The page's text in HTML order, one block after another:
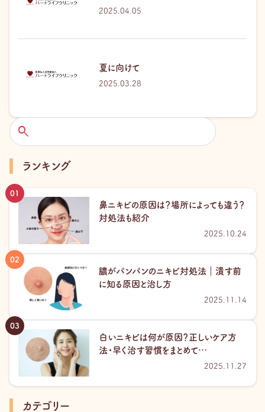
2025.04.05
夏に向けて
2025.03.28
検
索
ランキング
鼻ニキビの原因は？場所によっても違う？
対処法も紹介
2025.10.24
膿がパンパンのニキビ対処法｜潰す前
に知る原因と治し方
2025.11.14
白いニキビは何が原因？正しいケア方
法・早く治す習慣をまとめて…
2025.11.27
カテゴリー